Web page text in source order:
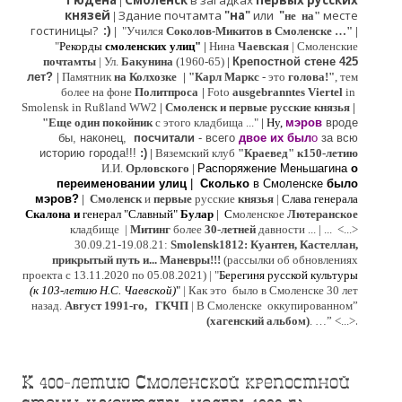
князей | Здание почтамта "на"или "не на" месте
гостиницы? :) | "Учился Соколов-Микитов в Смоленске …" |
"Рекорды смоленских улиц" | Нина Чаевская | Смоленские
почтамты | Ул. Бакунина (1960-65) | Крепостной стене 425
лет? | Памятник на Колхозке | "Карл Маркс - это голова!", тем
более на фоне Политпроса | Foto ausgebranntes Viertel in
Smolensk in Rußland WW2 | Смоленск и первые русские князья |
"Еще один покойникс этого кладбища ..." | Ну, мэров вроде
бы, наконец, посчитали - всего двое их было за всю
историю города!!! :) | Вяземский клуб "Краевед" к150-летию
И.И. Орловского | Распоряжение Меньшагина о
переименовании улиц
Сколько в Смоленске было
мэров? | Смоленски первые русские князья | Слава генерала
Скалона и генерал "Славный" Булар | Смоленское Лютерaнское
кладбище | Митинг более 30-летней давности ... | ... <...>
30.09.21-19.08.21: Smolensk1812: Куантен, Кастеллан,
прикрытый путь и... Маневры!!! (рассылки об обновлениях
проекта с 13.11.2020 по 05.08.2021) | "Берегиня русской культуры
(к 103-летию Н.С. Чаевской)" | Как это было в Смоленске 30 лет
назад. Август 1991-го, ГКЧП | В Смоленске оккупированном”
(хагенский альбом). …” <...>.
К 400-летию Смоленской крепостной